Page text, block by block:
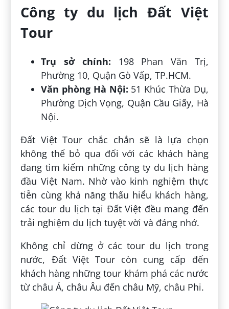
Công ty du lịch Đất Việt
Tour
Trụ sở chính:
198 Phan Văn Trị,
Phường 10, Quận Gò Vấp, TP.HCM.
Văn phòng Hà Nội: 51 Khúc Thừa Dụ,
Phường Dịch Vọng, Quận Cầu Giấy, Hà
Nội.
Đất Việt Tour chắc chắn sẽ là lựa chọn
không thể bỏ qua đối với các khách hàng
đang tìm kiếm những công ty du lịch hàng
đầu Việt Nam. Nhờ vào kinh nghiệm thực
tiễn cùng khả năng thấu hiểu khách hàng,
các tour du lịch tại Đất Việt đều mang đến
trải nghiệm du lịch tuyệt vời và đáng nhớ.
Không chỉ dừng ở các tour du lịch trong
nước, Đất Việt Tour còn cung cấp đến
khách hàng những tour khám phá các nước
từ châu Á, châu Âu đến châu Mỹ, châu Phi.